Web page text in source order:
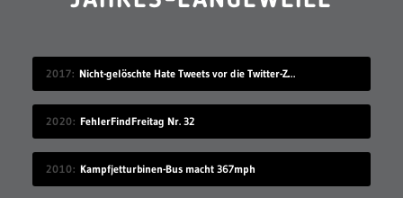
2017 Nicht-gelöschte Hate Tweets vor die Twitter-Zentrale gesprüht
2020 FehlerFindFreitag Nr. 32
2010 Kampfjetturbinen-Bus macht 367mph